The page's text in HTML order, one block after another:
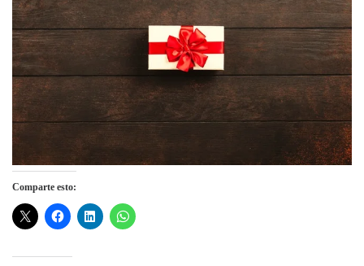
Comparte esto: